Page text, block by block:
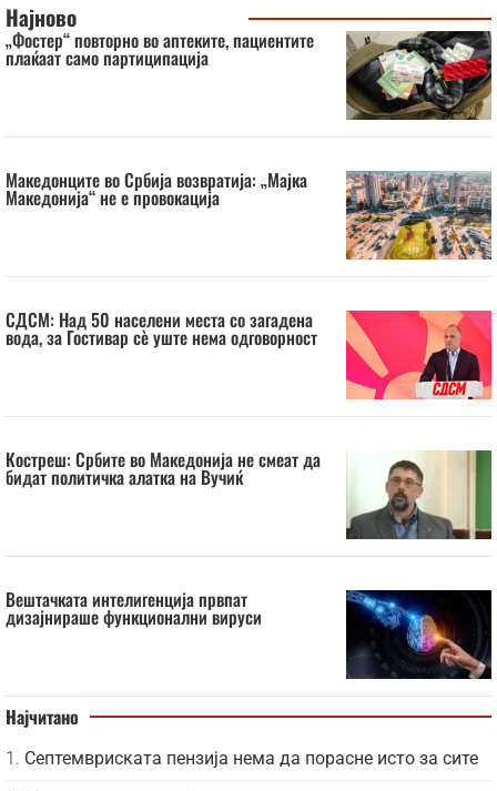
Најново
„Фостер“ повторно во аптеките, пациентите
плаќаат само партиципација
Македонците во Србија возвратија: „Мајка
Македонија“ не е провокација
СДСМ: Над 50 населени места со загадена
вода, за Гостивар сè уште нема одговорност
Костреш: Србите во Македонија не смеат да
бидат политичка алатка на Вучиќ
Вештачката интелигенција првпат
дизајнираше функционални вируси
Најчитано
Септемвриската пензија нема да порасне исто за сите